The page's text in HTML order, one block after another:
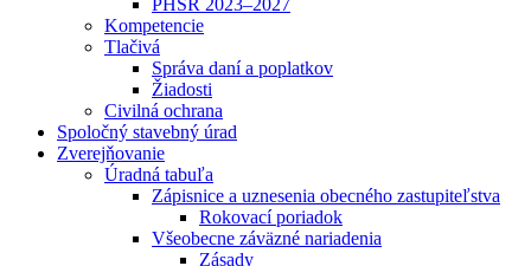
PHSR 2023–2027
Kompetencie
Tlačivá
Správa daní a poplatkov
Žiadosti
Civilná ochrana
Spoločný stavebný úrad
Zverejňovanie
Úradná tabuľa
Zápisnice a uznesenia obecného zastupiteľstva
Rokovací poriadok
Všeobecne záväzné nariadenia
Zásady